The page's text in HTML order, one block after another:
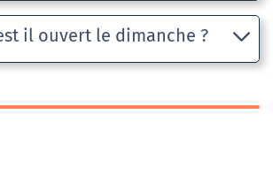
il ouvert le dimanche ?